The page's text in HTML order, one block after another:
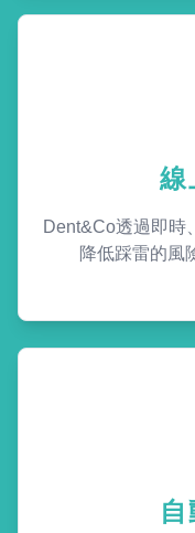
線
Dent&Co透過即時
降低踩雷的風